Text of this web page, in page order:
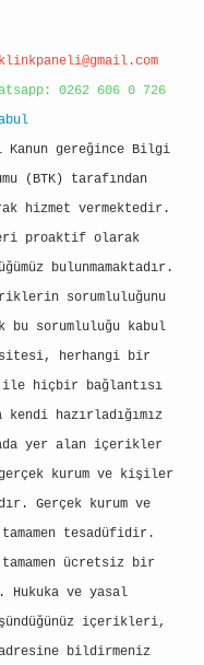
0262 606 0 726
Kanun gereğince Bilgi
(BTK) tarafından
hizmet vermektedir.
proaktif olarak
bulunmamaktadır.
sorumluluğunu
bu sorumluluğu kabul
herhangi bir
ile hiçbir bağlantısı
hazırladığımız
yer alan içerikler
kurum ve kişiler
Gerçek kurum ve
tesadüfidir.
ücretsiz bir
Hukuka ve yasal
içerikleri,
bildirmeniz